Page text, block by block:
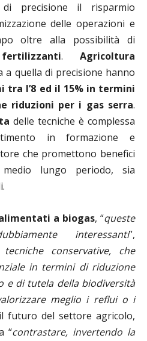
di precisione il risparmio
delle operazioni e
oltre alla possibilità di
.Agricoltura
a quella di precisione hanno
tra l’8 ed il 15% in termini
riduzioni per i gas serra.
delle tecniche è complessa
in formazione e
che promettono benefici
lungo periodo, sia
a biogas, “queste
interessanti”,
tecniche conservative, che
in termini di riduzione
e di tutela della biodiversità
meglio i reflui o i
futuro del settore agricolo,
“contrastare, invertendo la